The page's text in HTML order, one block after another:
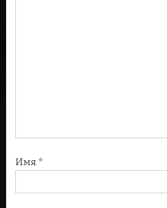
Имя *